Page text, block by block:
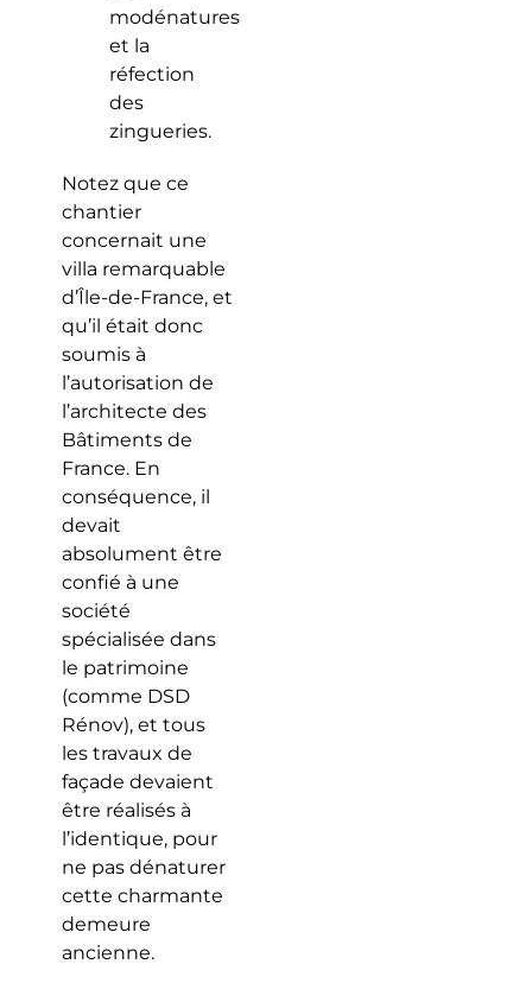
modénatures
et la
réfection
des
zingueries.
Notez que ce
chantier
concernait une
villa remarquable
d’Île-de-France, et
qu’il était donc
soumis à
l’autorisation de
l’architecte des
Bâtiments de
France. En
conséquence, il
devait
absolument être
confié à une
société
spécialisée dans
le patrimoine
(comme DSD
Rénov), et tous
les travaux de
façade devaient
être réalisés à
l’identique, pour
ne pas dénaturer
cette charmante
demeure
ancienne.